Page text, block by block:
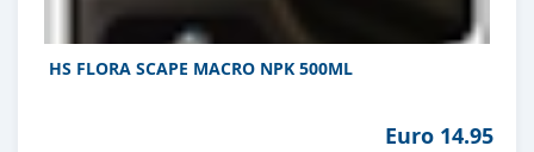
HS FLORA SCAPE MACRO NPK 500ML
Euro 14.95